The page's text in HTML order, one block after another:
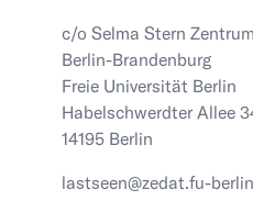
c/o Selma Stern
Berlin-Brandenburg
Freie Universität Berlin
Habelschwerdter Allee
14195 Berlin
lastseen@zedat.fu-